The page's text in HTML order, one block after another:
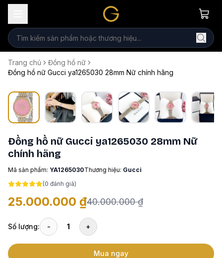
Trang chủ
Đồng hồ nữ
Đồng hồ nữ Gucci ya1265030 28mm Nữ chính hãng
Đồng hồ nữ Gucci ya1265030 28mm Nữ
chính hãng
Mã sản phẩm: YA1265030Thương hiệu: Gucci
(0 đánh giá)
25.000.000 ₫40.000.000 ₫
Số lượng: - 1 +
Mua ngay